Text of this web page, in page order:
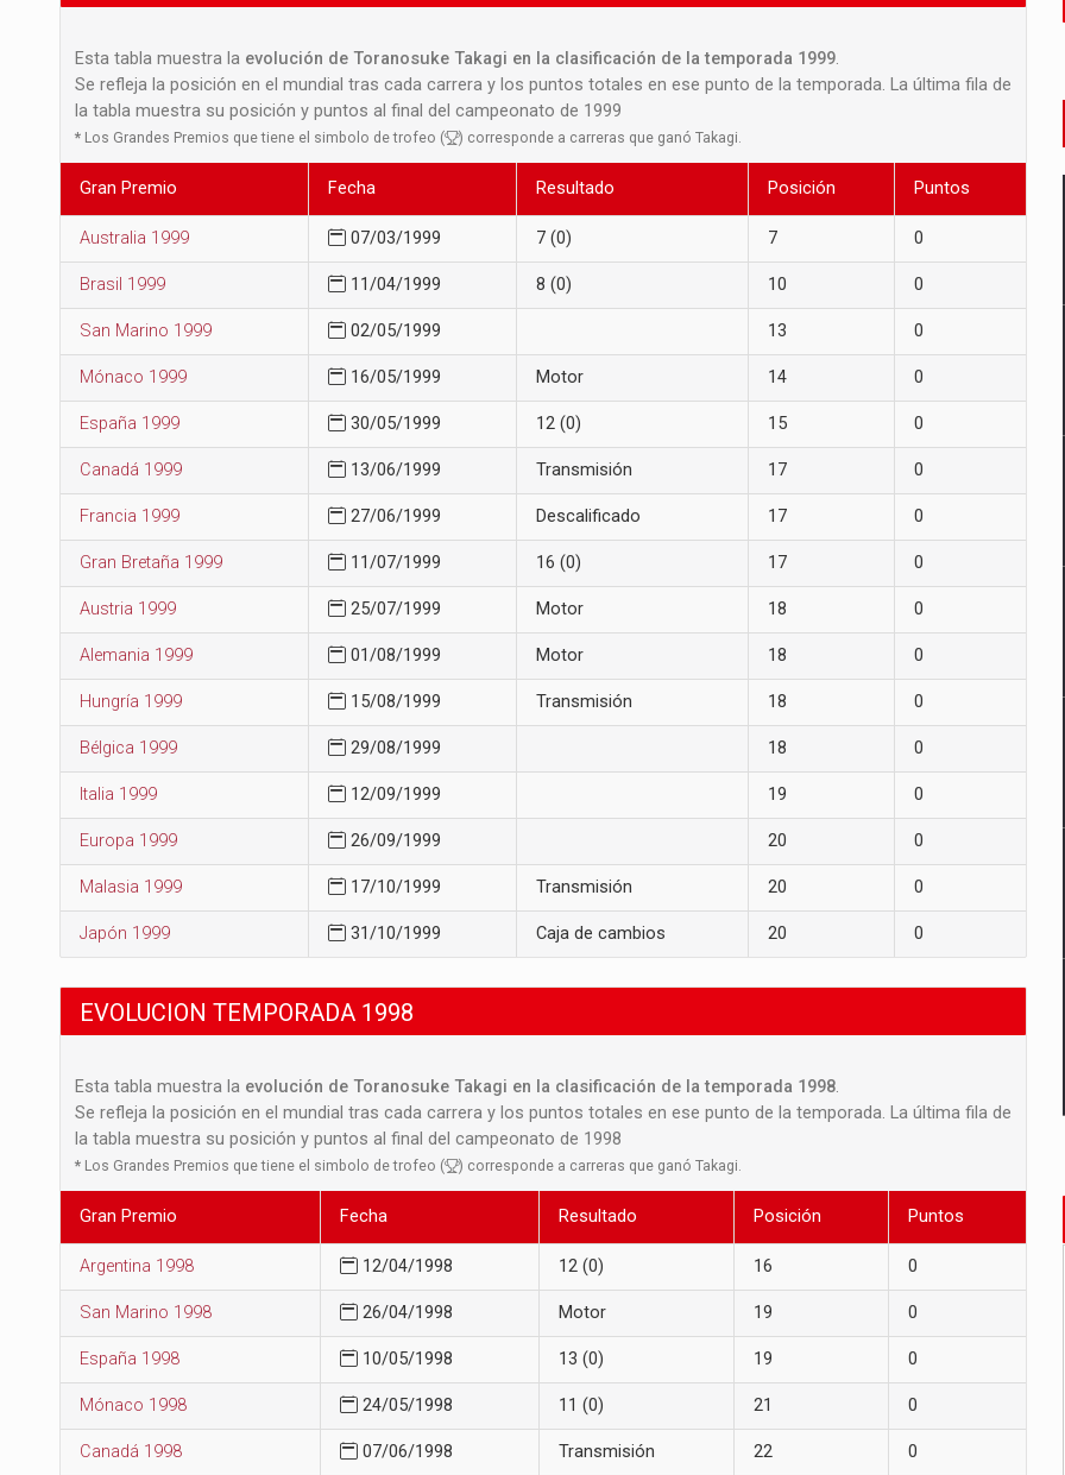
Esta tabla muestra la evolución de Toranosuke Takagi en la clasificación de la temporada 1999.
Se refleja la posición en el mundial tras cada carrera y los puntos totales en ese punto de la temporada. La última fila de
la tabla muestra su posición y puntos al final del campeonato de 1999
* Los Grandes Premios que tiene el simbolo de trofeo ( ) corresponde a carreras que ganó Takagi.
Gran Premio Fecha Resultado Posición Puntos
Australia 1999 07/03/1999 7 (0) 7 0
Brasil 1999 11/04/1999 8 (0) 10 0
San Marino 1999 02/05/1999 13 0
Mónaco 1999 16/05/1999 Motor 14 0
España 1999 30/05/1999 12 (0) 15 0
Canadá 1999 13/06/1999 Transmisión 17 0
Francia 1999 27/06/1999 Descalificado 17 0
Gran Bretaña 1999 11/07/1999 16 (0) 17 0
Austria 1999 25/07/1999 Motor 18 0
Alemania 1999 01/08/1999 Motor 18 0
Hungría 1999 15/08/1999 Transmisión 18 0
Bélgica 1999 29/08/1999 18 0
Italia 1999 12/09/1999 19 0
Europa 1999 26/09/1999 20 0
Malasia 1999 17/10/1999 Transmisión 20 0
Japón 1999 31/10/1999 Caja de cambios 20 0
EVOLUCION TEMPORADA 1998
Esta tabla muestra la evolución de Toranosuke Takagi en la clasificación de la temporada 1998.
Se refleja la posición en el mundial tras cada carrera y los puntos totales en ese punto de la temporada. La última fila de
la tabla muestra su posición y puntos al final del campeonato de 1998
* Los Grandes Premios que tiene el simbolo de trofeo ( ) corresponde a carreras que ganó Takagi.
Gran Premio Fecha Resultado Posición Puntos
Argentina 1998 12/04/1998 12 (0) 16 0
San Marino 1998 26/04/1998 Motor 19 0
España 1998 10/05/1998 13 (0) 19 0
Mónaco 1998 24/05/1998 11 (0) 21 0
Canadá 1998 07/06/1998 Transmisión 22 0